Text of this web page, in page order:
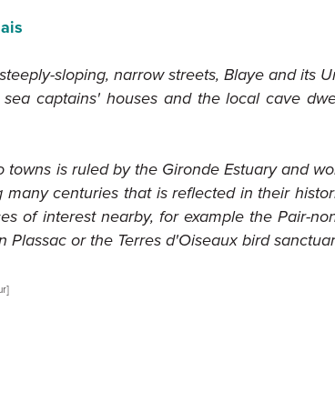
sloping, narrow streets, Blaye and its
captains' houses and the local cave
towns is ruled by the Gironde Estuary and
many centuries that is reflected in their
of interest nearby, for example the Pair-
Plassac or the Terres d'Oiseaux bird